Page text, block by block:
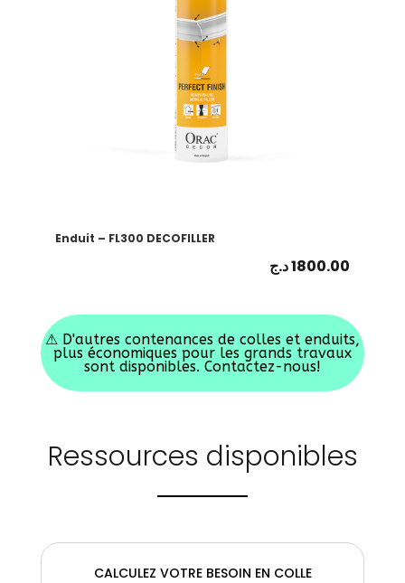
Enduit – FL300 DECOFILLER
1800.00د.ج
⚠ D'autres contenances de colles et enduits,
plus économiques pour les grands travaux
sont disponibles. Contactez-nous!
Ressources disponibles
CALCULEZ VOTRE BESOIN EN COLLE